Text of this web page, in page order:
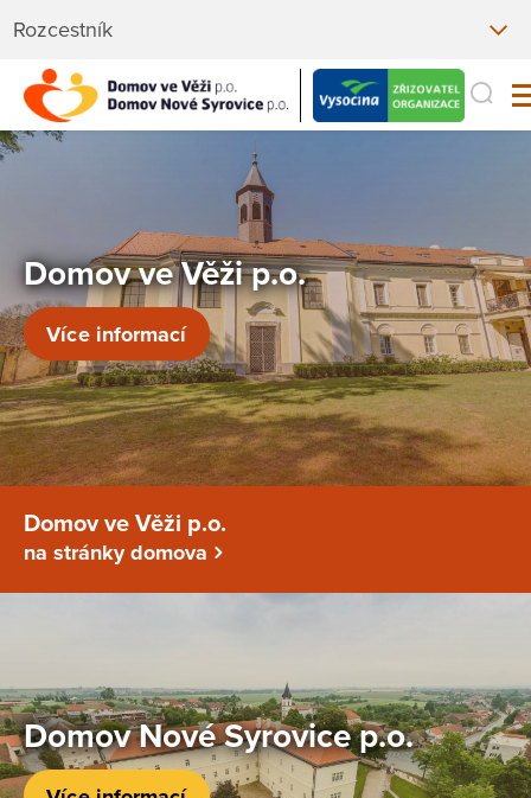
Rozcestník
Domov ve Věži p.o.
Více informací
Domov ve Věži p.o.
na stránky domova
Domov Nové Syrovice p.o.